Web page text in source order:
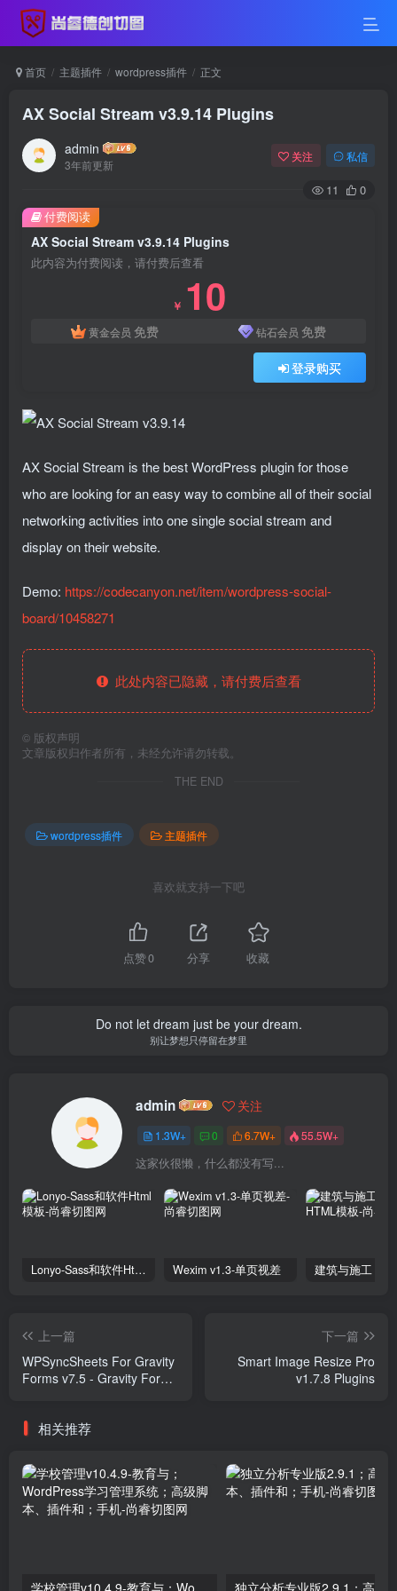
首页 主题插件 wordpress插件 正文
AX Social Stream v3.9.14 Plugins
admin
3年前更新
关注 私信
11 0
AX Social Stream v3.9.14 Plugins
此内容为付费阅读，请付费后查看
￥ 10
黄金会员 免费 钻石会员 免费
登录购买
付费阅读
AX Social Stream is the best WordPress plugin for those
who are looking for an easy way to combine all of their social
networking activities into one single social stream and
display on their website.
Demo: https://codecanyon.net/item/wordpress-social-
board/10458271
此处内容已隐藏，请付费后查看
© 版权声明
文章版权归作者所有，未经允许请勿转载。
THE END
wordpress插件 主题插件
喜欢就支持一下吧
点赞0 分享 收藏
Do not let dream just be your dream.
别让梦想只停留在梦里
admin 关注
1.3W+ 0 6.7W+ 55.5W+
这家伙很懒，什么都没有写...
Lonyo-Sass和软件Html模板 Wexim v1.3-单页视差
上一篇
WPSyncSheets For Gravity
Forms v7.5 - Gravity Forms
下一篇
Smart Image Resize Pro
v1.7.8 Plugins
相关推荐